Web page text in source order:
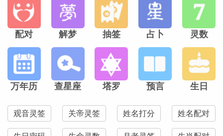
配对 解梦 抽签 占卜 灵数
万年历 查星座 塔罗 预言 生日
观音灵签 关帝灵签 姓名打分 姓名配对